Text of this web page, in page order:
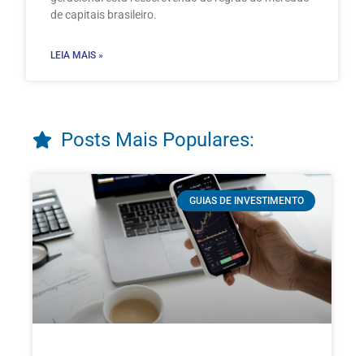
de capitais brasileiro.
LEIA MAIS »
Posts Mais Populares:
GUIAS DE INVESTIMENTO